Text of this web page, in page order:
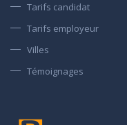
Tarifs candidat
Tarifs employeur
Villes
Témoignages